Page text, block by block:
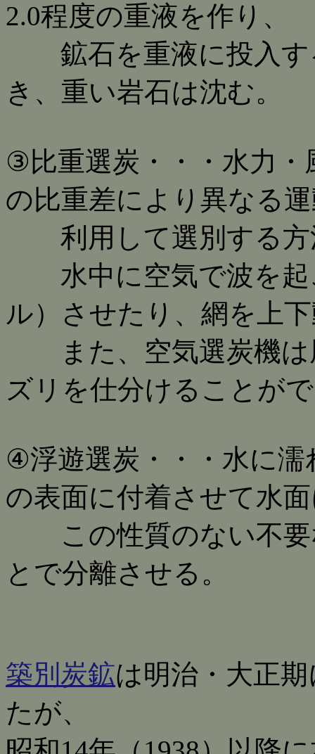
2.0程度の重液を作り、
鉱石を重液に投入す
き、重い岩石は沈む。
③比重選炭・・・水力
の比重差により異なる
利用して選別する方
水中に空気で波を起
ル）させたり、網を上
また、空気選炭機は
ズリを仕分けることが
④浮遊選炭・・・水に
の表面に付着させて水
この性質のない不要
とで分離させる。
築別炭鉱は明治・大正
たが、